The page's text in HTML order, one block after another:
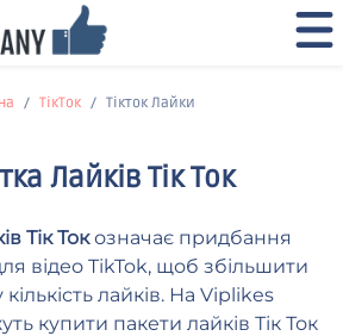
ТікТок Тікток Лайки
Лайків Тік Ток
Тік Токозначає придбання
відео TikTok, щоб збільшити
лайків. На Viplikes
купити пакети лайків Тік Ток